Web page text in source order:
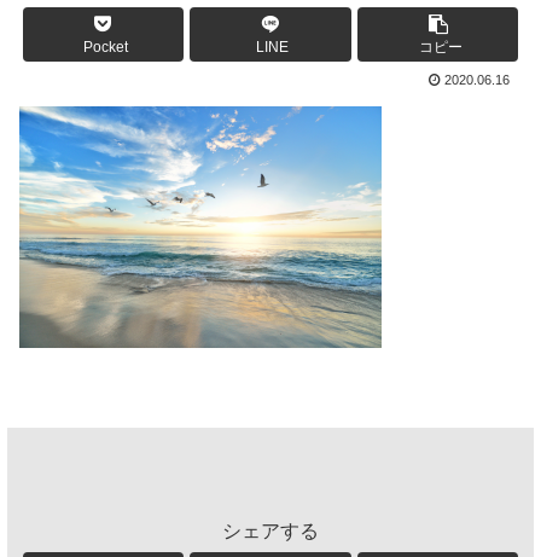
Pocket LINE コピー
2020.06.16
シェアする